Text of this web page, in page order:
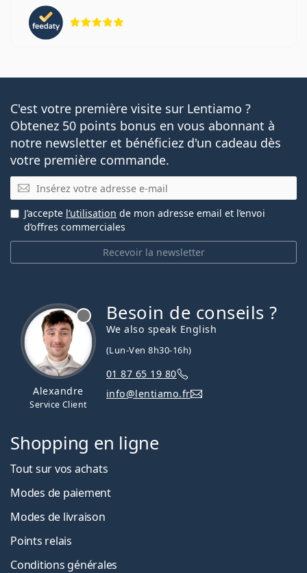
C'est votre première visite sur Lentiamo ?
Obtenez 50 points bonus en vous abonnant à
notre newsletter et bénéficiez d'un cadeau dès
votre première commande.
E-mail
Recevoir la newsletter
J’accepte l’utilisation de mon adresse email et l’envoi
d’offres commerciales
Alexandre
Service Client
Besoin de conseils ?
We also speak English
(Lun-Ven 8h30-16h)
01 87 65 19 80
info@lentiamo.fr
Shopping en ligne
Tout sur vos achats
Modes de paiement
Modes de livraison
Points relais
Conditions générales